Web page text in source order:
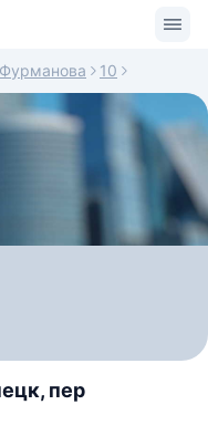
Фурманова 10
пер